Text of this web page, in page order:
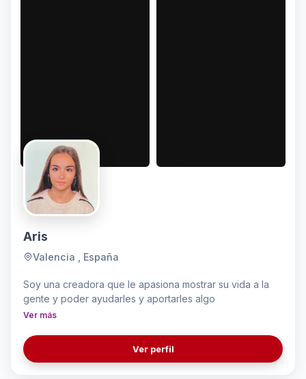
Aris
Valencia , España
Soy una creadora que le apasiona mostrar su vida a la
gente y poder ayudarles y aportarles algo
Ver más
Ver perfil